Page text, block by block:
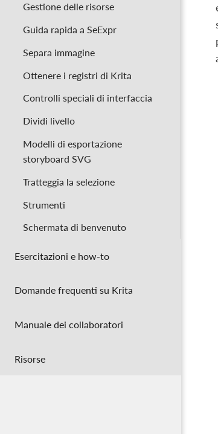
Gestione delle risorse
Guida rapida a SeExpr
Separa immagine
Ottenere i registri di Krita
Controlli speciali di interfaccia
Dividi livello
Modelli di esportazione
storyboard SVG
Tratteggia la selezione
Strumenti
Schermata di benvenuto
Esercitazioni e how-to
Domande frequenti su Krita
Manuale dei collaboratori
Risorse